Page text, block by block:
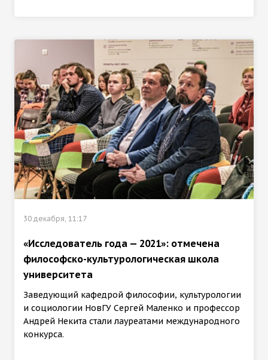
30 декабря, 11:17
«Исследователь года — 2021»: отмечена
философско-культурологическая школа
университета
Заведующий кафедрой философии, культурологии
и социологии НовГУ Сергей Маленко и профессор
Андрей Некита стали лауреатами международного
конкурса.